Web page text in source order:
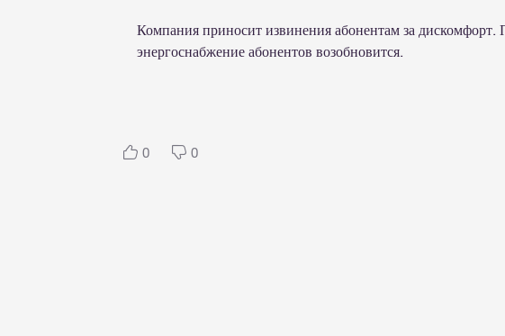
Компания приносит извинения абонентам за дискомфорт.
энергоснабжение абонентов возобновится.
0 0